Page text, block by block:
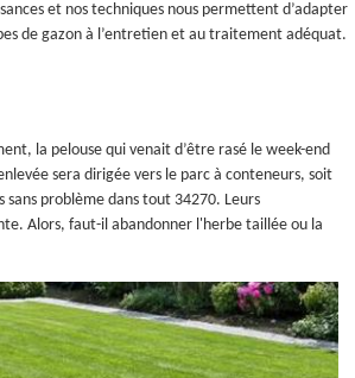
et nos techniques nous permettent d’adapter
de gazon à l’entretien et au traitement adéquat.
la pelouse qui venait d’être rasé le week-end
sera dirigée vers le parc à conteneurs, soit
problème dans tout 34270. Leurs
Alors, faut-il abandonner l'herbe taillée ou la